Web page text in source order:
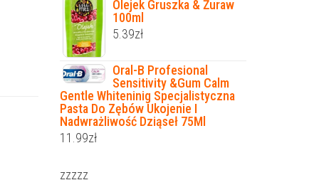
Olejek Gruszka & Żuraw
100ml
5.39zł
Oral-B Profesional
Sensitivity &Gum Calm
Gentle Whiteninig Specjalistyczna
Pasta Do Zębów Ukojenie I
Nadwrażliwość Dziąseł 75Ml
11.99zł
zzzzz